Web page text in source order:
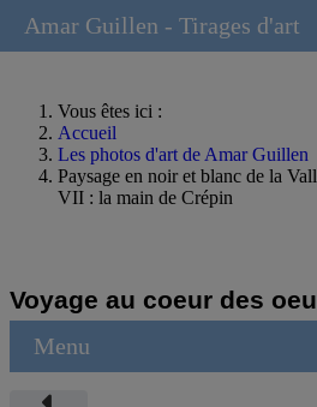
Vous êtes ici :
Accueil
Les photos d'art de Amar Guillen
Paysage en noir et blanc de la
VII : la main de Crépin
Voyage au coeur des
Menu
Amar Guillen - Tirages d'art